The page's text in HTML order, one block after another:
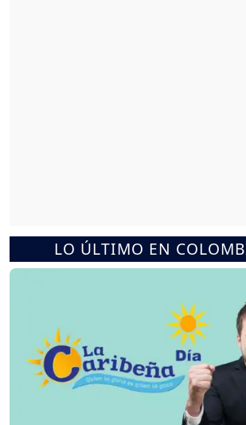
LO ÚLTIMO EN